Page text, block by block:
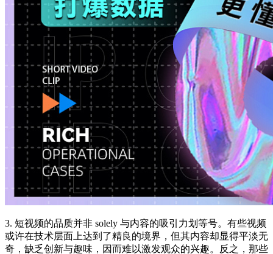
3. 短视频的品质并非 solely 与内容的吸引力划等号。有些视频
或许在技术层面上达到了精良的境界，但其内容却显得平淡无
奇，缺乏创新与趣味，因而难以激发观众的兴趣。反之，那些